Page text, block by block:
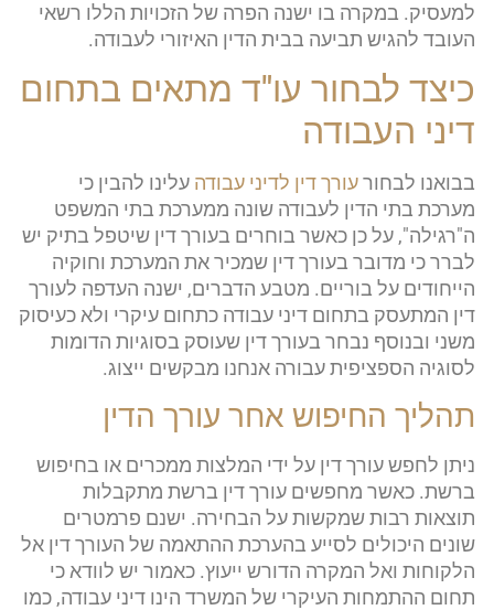
למעסיק. במקרה בו ישנה הפרה של הזכויות הללו רשאי
העובד להגיש תביעה בבית הדין האיזורי לעבודה.
כיצד לבחור עו"ד מתאים בתחום
דיני העבודה
בבואנו לבחורעורך דין לדיני עבודה עלינו להבין כי
מערכת בתי הדין לעבודה שונה ממערכת בתי המשפט
ה"רגילה", על כן כאשר בוחרים בעורך דין שיטפל בתיק יש
לברר כי מדובר בעורך דין שמכיר את המערכת וחוקיה
הייחודים על בוריים. מטבע הדברים, ישנה העדפה לעורך
דין המתעסק בתחום דיני עבודה כתחום עיקרי ולא כעיסוק
משני ובנוסף נבחר בעורך דין שעוסק בסוגיות הדומות
לסוגיה הספציפית עבורה אנחנו מבקשים ייצוג.
תהליך החיפוש אחר עורך הדין
ניתן לחפש עורך דין על ידי המלצות ממכרים או בחיפוש
ברשת. כאשר מחפשים עורך דין ברשת מתקבלות
תוצאות רבות שמקשות על הבחירה. ישנם פרמטרים
שונים היכולים לסייע בהערכת ההתאמה של העורך דין אל
הלקוחות ואל המקרה הדורש ייעוץ. כאמור יש לוודא כי
תחום ההתמחות העיקרי של המשרד הינו דיני עבודה, כמו